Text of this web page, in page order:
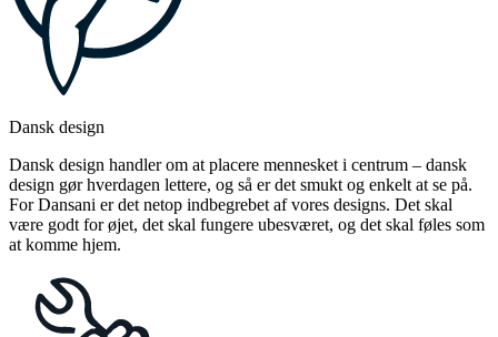
Dansk design
Dansk design handler om at placere mennesket i centrum – dansk
design gør hverdagen lettere, og så er det smukt og enkelt at se på.
For Dansani er det netop indbegrebet af vores designs. Det skal
være godt for øjet, det skal fungere ubesværet, og det skal føles som
at komme hjem.